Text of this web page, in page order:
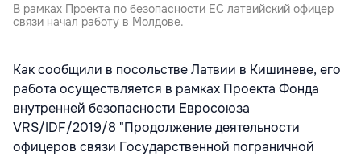
В рамках Проекта по безопасности ЕС латвийский офицер
связи начал работу в Молдове.
Как сообщили в посольстве Латвии в Кишиневе, его
работа осуществляется в рамках Проекта Фонда
внутренней безопасности Евросоюза
VRS/IDF/2019/8 "Продолжение деятельности
офицеров связи Государственной пограничной